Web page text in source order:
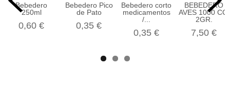
Bebedero
250ml
0,60 €
Bebedero Pico
de Pato
0,35 €
Bebedero corto
medicamentos
/...
0,35 €
BEBEDERO
AVES 1000 CC.
2GR.
7,50 €